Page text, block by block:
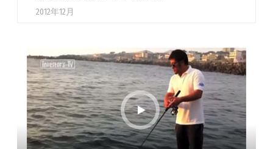
2012年12月